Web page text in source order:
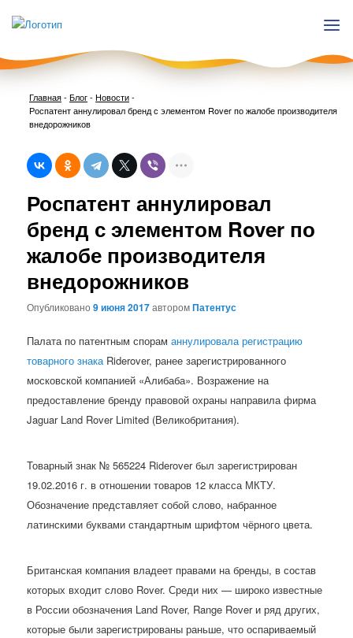
Главная-Блог- Новости-
Роспатент аннулировал бренд с элементом Rover по жалобе производителя
внедорожников
Роспатент аннулировал
бренд с элементом Rover по
жалобе производителя
внедорожников
Опубликовано9 июня 2017авторомПатентус
Палата по патентным спорам аннулировала регистрацию
товарного знакаRiderover, ранее зарегистрированного
московской компанией «Алибаба». Возражение на
предоставление бренду правовой охраны направила фирма
Jaguar Land Rover Limited (Великобритания).
Товарный знак № 565224 Riderover был зарегистрирован
19.02.2016 г. в отношении товаров 12 класса МКТУ.
Обозначение представляет собой слово, набранное
латинскими буквами стандартным шрифтом чёрного цвета.
Британская компания владеет правами на бренды, в состав
которых входит слово Rover. Среди них — широко известные
в России обозначения Land Rover, Range Rover и ряд других,
которые были зарегистрированы раньше, что оспариваемый